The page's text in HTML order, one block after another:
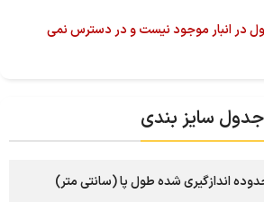
در انبار موجود نیست و در دسترس نمی
جدول سایز بندی
اندازگیری شده طول پا (سانتی متر)